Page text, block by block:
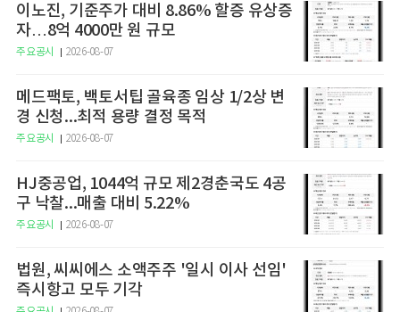
이노진, 기준주가 대비 8.86% 할증 유상증
자…8억 4000만 원 규모
주요공시 2026-08-07
메드팩토, 백토서팁 골육종 임상 1/2상 변
경 신청...최적 용량 결정 목적
주요공시 2026-08-07
HJ중공업, 1044억 규모 제2경춘국도 4공
구 낙찰...매출 대비 5.22%
주요공시 2026-08-07
법원, 씨씨에스 소액주주 '일시 이사 선임'
즉시항고 모두 기각